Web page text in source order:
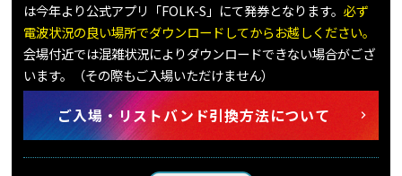
は今年より公式アプリ「FOLK-S」にて発券となります。必ず
電波状況の良い場所でダウンロードしてからお越しください。
会場付近では混雑状況によりダウンロードできない場合がござ
います。（その際もご入場いただけません）
ご入場・リストバンド引換方法について